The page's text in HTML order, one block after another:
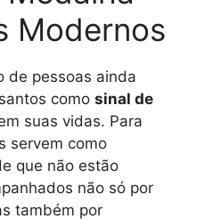
Modernos
de pessoas ainda
como sinal de
suas vidas. Para
servem como
que não estão
não só por
também por